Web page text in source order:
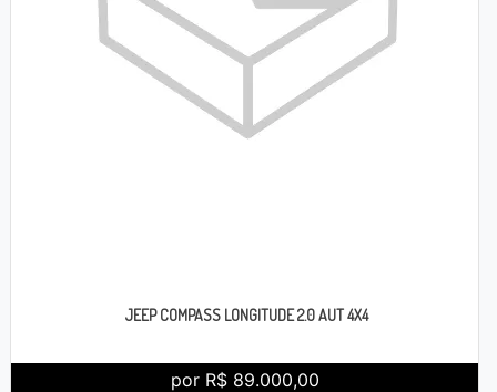
JEEP COMPASS LONGITUDE 2.0 AUT 4X4
por R$ 89.000,00